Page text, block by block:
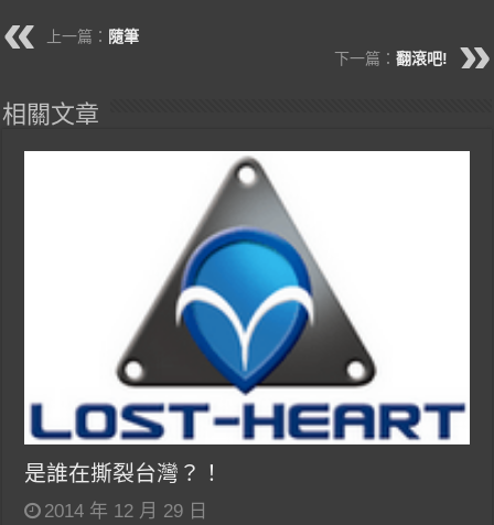
上一篇： 隨筆
下一篇： 翻滾吧!
相關文章
是誰在撕裂台灣？！
2014 年 12 月 29 日